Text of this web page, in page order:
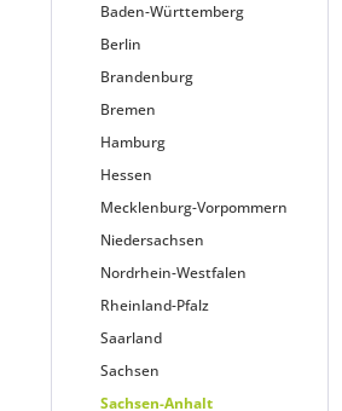
Baden-Württemberg
Berlin
Brandenburg
Bremen
Hamburg
Hessen
Mecklenburg-Vorpommern
Niedersachsen
Nordrhein-Westfalen
Rheinland-Pfalz
Saarland
Sachsen
Sachsen-Anhalt